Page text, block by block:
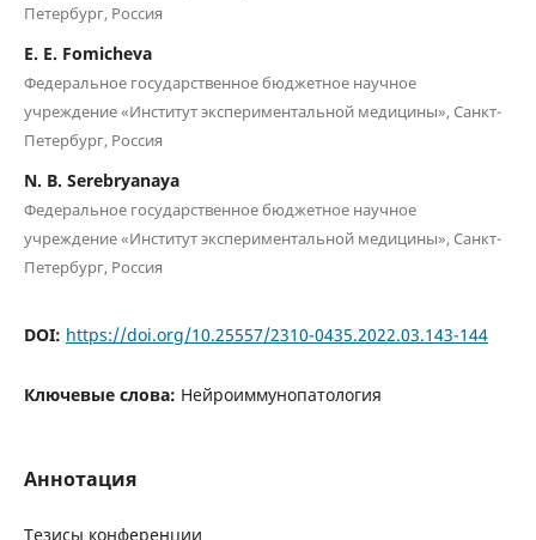
Петербург, Россия
E. E. Fomicheva
Федеральное государственное бюджетное научное
учреждение «Институт экспериментальной медицины», Санкт-
Петербург, Россия
N. B. Serebryanaya
Федеральное государственное бюджетное научное
учреждение «Институт экспериментальной медицины», Санкт-
Петербург, Россия
DOI: https://doi.org/10.25557/2310-0435.2022.03.143-144
Ключевые слова: Нейроиммунопатология
Аннотация
Тезисы конференции